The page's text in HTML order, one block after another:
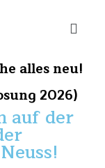
alles neu!
2026)
auf der